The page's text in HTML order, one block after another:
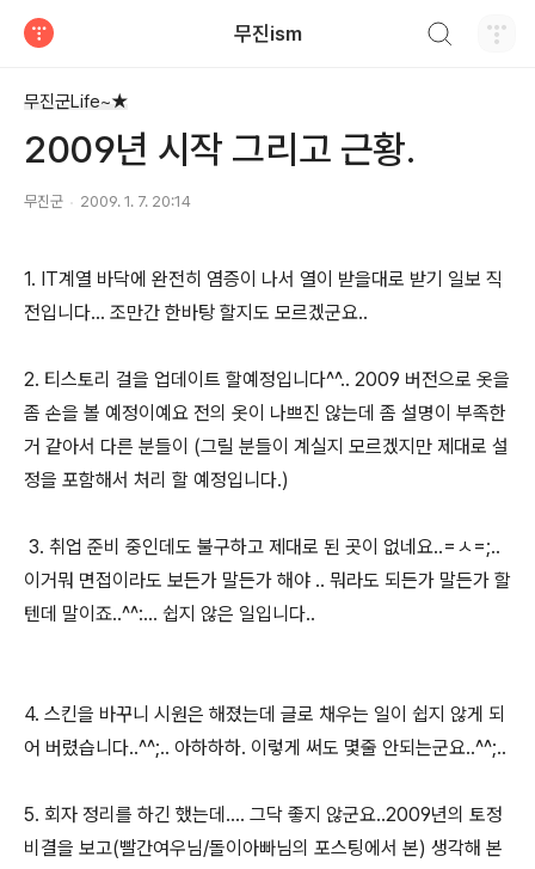
무진ism
무진군Life~★
2009년 시작 그리고 근황.
무진군 2009. 1. 7. 20:14
1. IT계열 바닥에 완전히 염증이 나서 열이 받을대로 받기 일보 직
전입니다... 조만간 한바탕 할지도 모르겠군요..
2. 티스토리 걸을 업데이트 할예정입니다^^.. 2009 버전으로 옷을
좀 손을 볼 예정이예요 전의 옷이 나쁘진 않는데 좀 설명이 부족한
거 같아서 다른 분들이 (그릴 분들이 계실지 모르겠지만 제대로 설
정을 포함해서 처리 할 예정입니다.)
3. 취업 준비 중인데도 불구하고 제대로 된 곳이 없네요..=ㅅ=;..
이거뭐 면접이라도 보든가 말든가 해야 .. 뭐라도 되든가 말든가 할
텐데 말이죠..^^:... 쉽지 않은 일입니다..
4. 스킨을 바꾸니 시원은 해졌는데 글로 채우는 일이 쉽지 않게 되
어 버렸습니다..^^;.. 아하하하. 이렇게 써도 몇줄 안되는군요..^^;..
5. 회자 정리를 하긴 했는데.... 그닥 좋지 않군요..2009년의 토정
비결을 보고(빨간여우님/돌이아빠님의 포스팅에서 본) 생각해 본